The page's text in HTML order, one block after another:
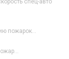
пожарок…